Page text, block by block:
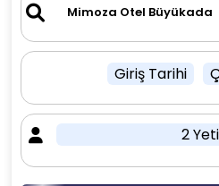
Giriş Tarihi
2